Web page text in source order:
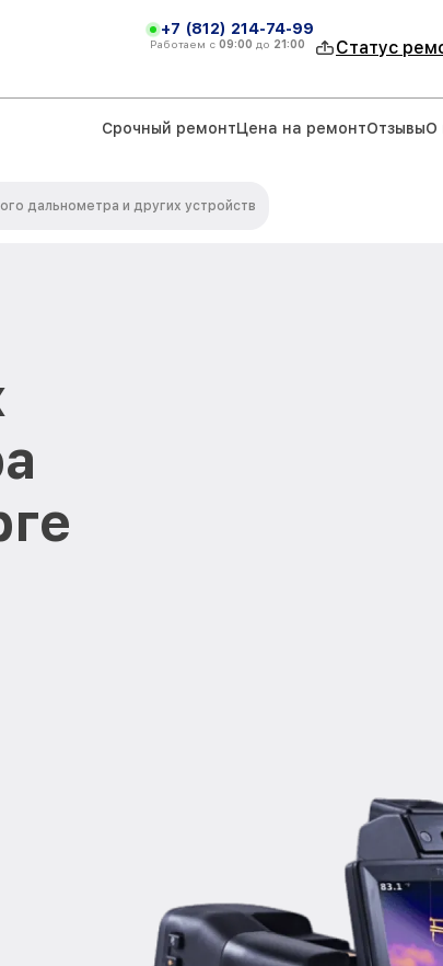
+7 (812) 214-74-99
Работаем с 09:00 до 21:00 Статус
Срочный ремонтЦена на ремонтОтзывыО
дальнометра и других устройств